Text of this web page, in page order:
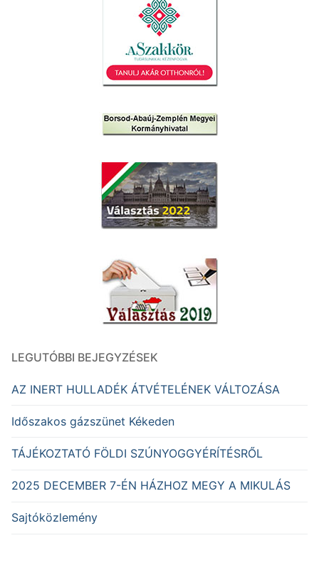
LEGUTÓBBI BEJEGYZÉSEK
AZ INERT HULLADÉK ÁTVÉTELÉNEK VÁLTOZÁSA
Időszakos gázszünet Kékeden
TÁJÉKOZTATÓ FÖLDI SZÚNYOGGYÉRÍTÉSRŐL
2025 DECEMBER 7-ÉN HÁZHOZ MEGY A MIKULÁS
Sajtóközlemény